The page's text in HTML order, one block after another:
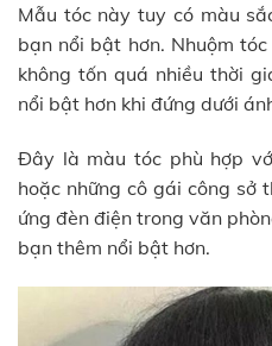
Mẫu tóc này tuy có màu
bạn nổi bật hơn. Nhuộm
không tốn quá nhiều thời
nổi bật hơn khi đứng dưới
Đây là màu tóc phù hợp
hoặc những cô gái công sở
ứng đèn điện trong văn
bạn thêm nổi bật hơn.